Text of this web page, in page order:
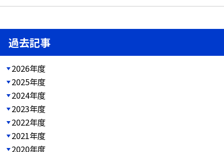
過去記事
2026年度
2025年度
2024年度
2023年度
2022年度
2021年度
2020年度